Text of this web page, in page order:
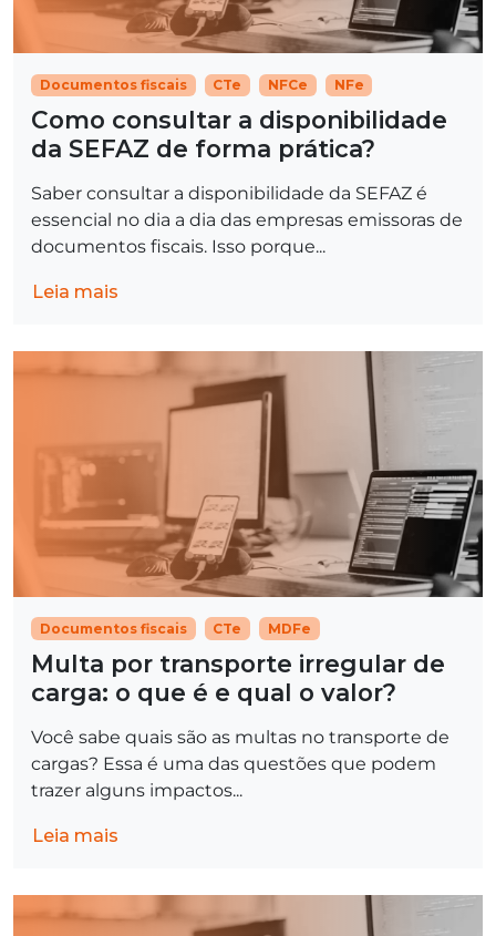
Documentos fiscais CTe NFCe NFe
Como consultar a disponibilidade
da SEFAZ de forma prática?
Saber consultar a disponibilidade da SEFAZ é
essencial no dia a dia das empresas emissoras de
documentos fiscais. Isso porque...
Leia mais
Documentos fiscais CTe MDFe
Multa por transporte irregular de
carga​: o que é e qual o valor?
Você sabe quais são as multas no transporte de
cargas? Essa é uma das questões que podem
trazer alguns impactos...
Leia mais